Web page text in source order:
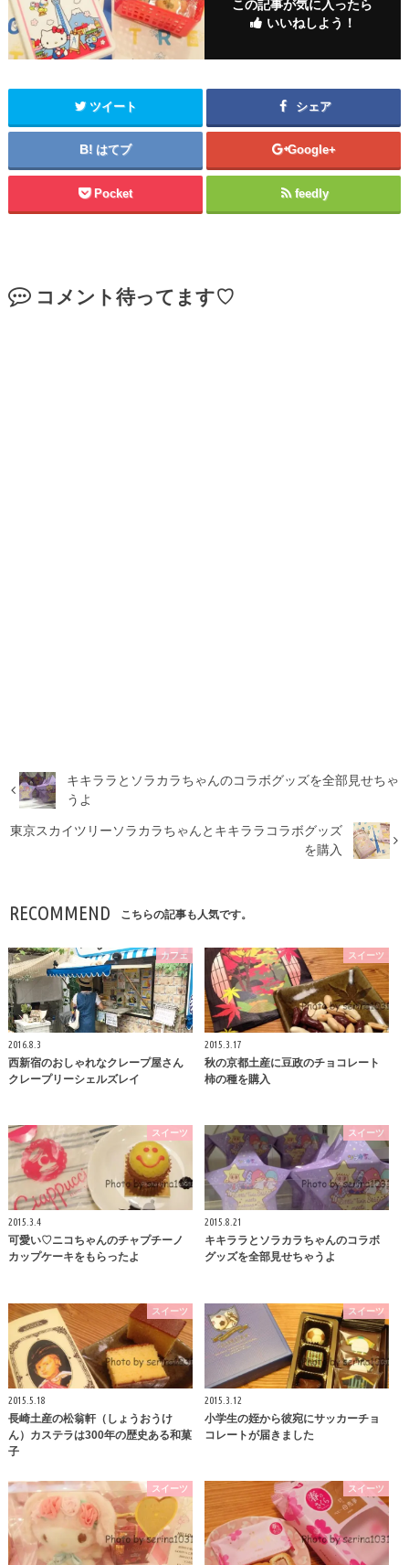
この記事が気に入ったら
いいねしよう！
ツイート シェア
はてブ Google+
Pocket feedly
コメント待ってます♡
キキララとソラカラちゃんのコラボグッズを全部見せちゃ
うよ
東京スカイツリーソラカラちゃんとキキララコラボグッズ
を購入
RECOMMEND こちらの記事も人気です。
カフェ
2016.8.3
西新宿のおしゃれなクレープ屋さん
クレープリーシェルズレイ
スイーツ
2015.3.17
秋の京都土産に豆政のチョコレート
柿の種を購入
スイーツ
2015.3.4
可愛い♡ニコちゃんのチャプチーノ
カップケーキをもらったよ
スイーツ
2015.8.21
キキララとソラカラちゃんのコラボ
グッズを全部見せちゃうよ
スイーツ
2015.5.18
長崎土産の松翁軒（しょうおうけ
ん）カステラは300年の歴史ある和菓
子
スイーツ
2015.3.12
小学生の姪から彼宛にサッカーチョ
コレートが届きました
スイーツ スイーツ